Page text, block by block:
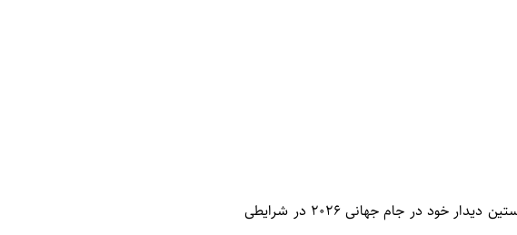
تیم ملی فوتبال ایران که هفتمین حضورش در جام جهانی را تجربه می کند، در نخستین دیدار خود در جام جهانی ۲۰۲۶ در شرایطی